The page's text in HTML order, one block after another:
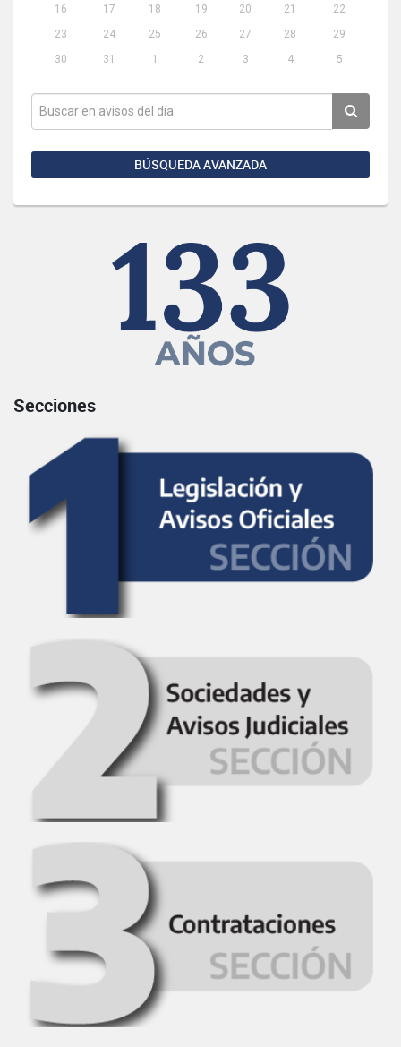
16
17 18 19 20 21
22
23
24 25 26 27 28
29
30
31 1 2 3 4 5
BÚSQUEDA AVANZADA
Secciones